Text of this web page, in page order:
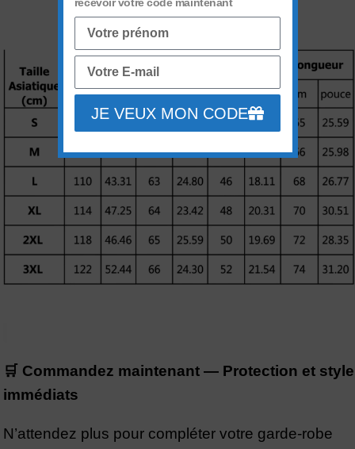
🛒 Commandez maintenant — Protection et style
immédiats
N’attendez plus pour compléter votre garde-robe
recevoir votre code maintenant
JE VEUX MON CODE